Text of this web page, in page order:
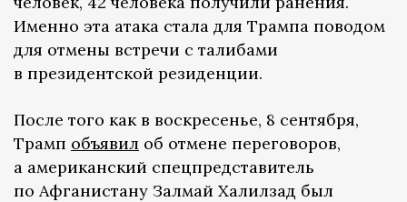
Именно эта атака стала для Трампа поводом
для отмены встречи с талибами
в президентской резиденции.
После того как в воскресенье, 8 сентября,
Трамп объявил об отмене переговоров,
а американский спецпредставитель
по Афганистану Залмай Халилзад был